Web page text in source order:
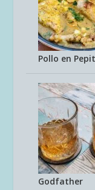
Pollo en
Godfather